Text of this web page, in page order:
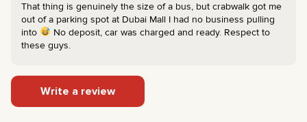
That thing is genuinely the size of a bus, but crabwalk got me
out of a parking spot at Dubai Mall I had no business pulling
into
No deposit, car was charged and ready. Respect to
these guys.
Write a review